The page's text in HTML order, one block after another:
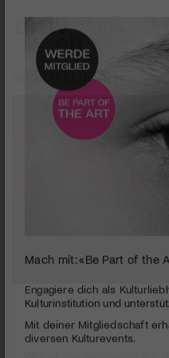
AUSSTELLUNGEN
seconds
minutes,
Der helle Wahnsinn |
PUBLIZIERT AM 29. MAI
Engagiere dich als
Kulturinstitution und
Mit deiner Mitgliedschaft